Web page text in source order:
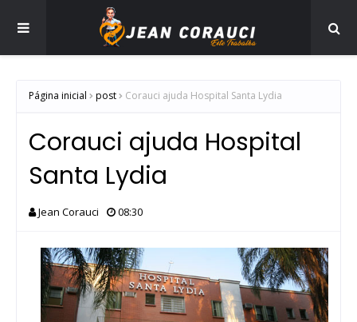
Página inicial post Corauci ajuda Hospital Santa Lydia
Corauci ajuda Hospital
Santa Lydia
Jean Corauci 08:30